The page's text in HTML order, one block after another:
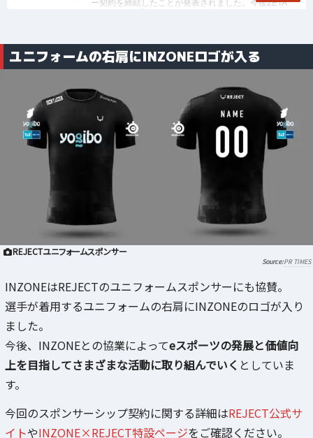
ユニフォームの右肩にINZONEロゴが入る
REJECTユニフォームスポンサー
PR TIMES
INZONEはREJECTのユニフォームスポンサーにも協賛。
選手が着用するユニフォームの右肩にINZONEのロゴが入り
ました。
今後、INZONEとの協業によってeスポーツの発展と価値向
上を目指してさまざまな活動に取り組んでいく としていま
す。
今回のスポンサーシップ契約に関する詳細はREJECT公式サ
イトやINZONE×REJECT特設ページをご確認ください。